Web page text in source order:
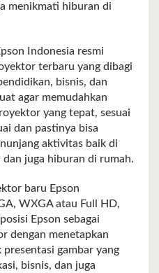
menikmati hiburan di
Indonesia resmi
terbaru yang dibagi
bisnis, dan
agar memudahkan
yang tepat, sesuai
dan pastinya bisa
aktivitas baik di
juga hiburan di rumah.
baru Epson
WXGA atau Full HD,
Epson sebagai
dengan menetapkan
gambar yang
bisnis, dan juga